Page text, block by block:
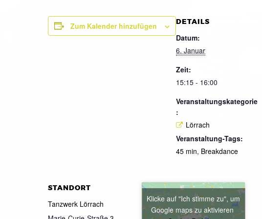
Zum Kalender hinzufügen DETAILS
Datum:
6. Januar
Zeit:
15:15 - 16:00
Veranstaltungskategorie
:
Lörrach
Veranstaltung-Tags:
45 min, Breakdance
STANDORT
Tanzwerk Lörrach
Klicke auf "Ich stimme zu", um
Google maps zu aktivieren